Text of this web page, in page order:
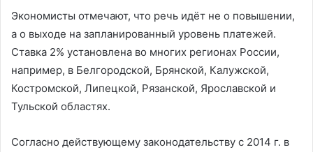
Экономисты отмечают, что речь идёт не о повышении,
а о выходе на запланированный уровень платежей.
Ставка 2% установлена во многих регионах России,
например, в Белгородской, Брянской, Калужской,
Костромской, Липецкой, Рязанской, Ярославской и
Тульской областях.
Согласно действующему законодательству с 2014 г. в